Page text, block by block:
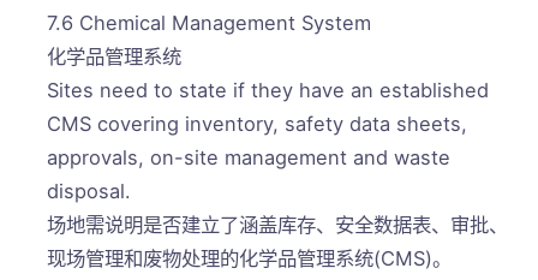
7.6 Chemical Management System
化学品管理系统
Sites need to state if they have an established
CMS covering inventory, safety data sheets,
approvals, on-site management and waste
disposal.
场地需说明是否建立了涵盖库存、安全数据表、审批、
现场管理和废物处理的化学品管理系统(CMS)。